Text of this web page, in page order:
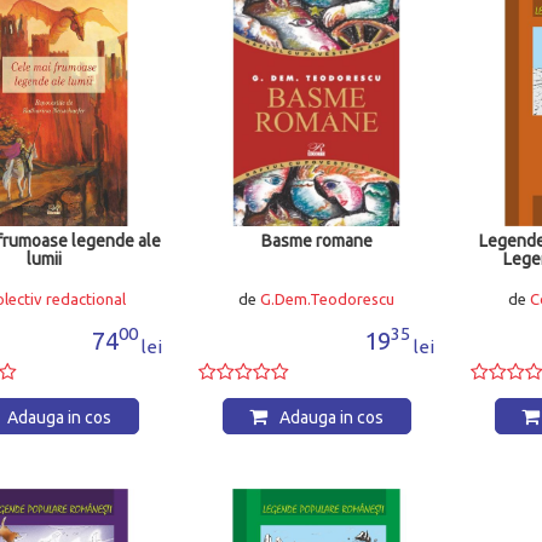
legende ale
lumii
redactional
7400
lei
Adauga in cos
Basme romane
de G.Dem.Teodorescu
1935
lei
Adauga in cos
de